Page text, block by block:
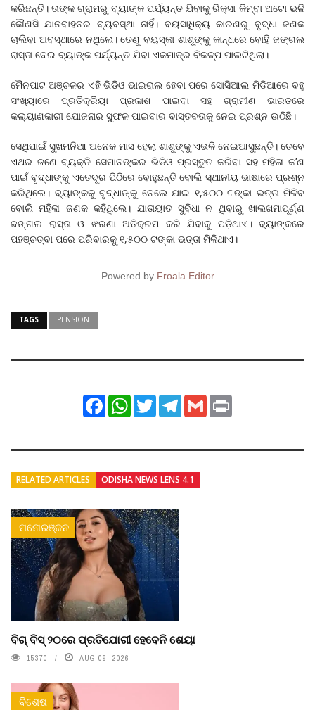
କରିଛନ୍ତି। ତାଙ୍କ ଗ୍ରାମରୁ ବ୍ୟାଙ୍କ ପର୍ଯ୍ୟନ୍ତ ଯିବାକୁ ରିକ୍ସା କିମ୍ବା ଅଟୋ ଭଳି
କୌଣସି ଯାନବାହନର ବ୍ୟବସ୍ଥା ନାହିଁ। ବୟସାଧିକ୍ୟ କାରଣରୁ ବୃଦ୍ଧା ଜଣକ
ଚାଲିବା ଅବସ୍ଥାରେ ନଥିଲେ। ତେଣୁ ବୟସ୍କା ଶାଶୂଙ୍କୁ କାନ୍ଧରେ ବୋହି ଜଙ୍ଗଲ
ରାସ୍ତା ଦେଇ ବ୍ୟାଙ୍କ ପର୍ଯ୍ୟନ୍ତ ଯିବା ଏକମାତ୍ର ବିକଳ୍ପ ପାଲଟିଥିଲା।
ମୈନପାଟ ଅଞ୍ଚଳର ଏହି ଭିଡିଓ ଭାଇରାଲ ହେବା ପରେ ସୋସିଆଲ ମିଡିଆରେ ବହୁ
ସଂଖ୍ୟାରେ ପ୍ରତିକ୍ରିୟା ପ୍ରକାଶ ପାଇବା ସହ ଗ୍ରାମୀଣ ଭାରତରେ
କଲ୍ୟାଣକାରୀ ଯୋଜନାର ସୁଫଳ ପାଇବାର ବାସ୍ତବତାକୁ ନେଇ ପ୍ରଶ୍ନ ଉଠିଛି।
ସେଥିପାଇଁ ସୁଖମନିଆ ଅନେକ ମାସ ହେଲା ଶାଶୁଙ୍କୁ ଏଭଳି ନେଇଆସୁଛନ୍ତି। ତେବେ
ଏଥର ଜଣେ ବ୍ୟକ୍ତି ସେମାନଙ୍କର ଭିଡିଓ ପ୍ରସ୍ତୁତ କରିବା ସହ ମହିଳା କ’ଣ
ପାଇଁ ବୃଦ୍ଧାଙ୍କୁ ଏତେଦୂର ପିଠିରେ ବୋହୁଛନ୍ତି ବୋଲି ସ୍ଥାନୀୟ ଭାଷାରେ ପ୍ରଶ୍ନ
କରିଥିଲେ। ବ୍ୟାଙ୍କକୁ ବୃଦ୍ଧାଙ୍କୁ ନେଲେ ଯାଇ ୧,୫୦୦ ଟଙ୍କା ଭତ୍ତା ମିଳିବ
ବୋଲି ମହିଳା ଜଣକ କହିଥିଲେ। ଯାତାୟାତ ସୁବିଧା ନ ଥିବାରୁ ଖାଲଖମାପୂର୍ଣ୍ଣ
ଜଙ୍ଗଲ ରାସ୍ତା ଓ ଝରଣା ଅତିକ୍ରମ କରି ଯିବାକୁ ପଡ଼ିଥାଏ। ବ୍ୟାଙ୍କରେ
ପହଞ୍ଚତ୍ବା ପରେ ପରିବାରକୁ ୧,୫୦୦ ଟଙ୍କା ଭତ୍ତା ମିଳିଥାଏ।
Powered by Froala Editor
TAGS PENSION
FacebookWhatsApp
TwitterTelegram
Gmail
RELATED ARTICLES ODISHA NEWS LENS 4.1
ମନୋରଞ୍ଜନ
ବିଗ୍ ବିସ୍ ୨୦ରେ ପ୍ରତିଯୋଗୀ ହେବେନି ଶେୟା
15370 AUG 09, 2026
ବିଶେଷ